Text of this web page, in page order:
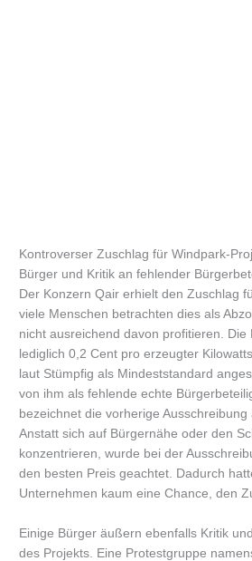
Kontroverser Zuschlag für Windpark-
Bürger und Kritik an fehlender
Der Konzern Qair erhielt den Zuschlag
viele Menschen betrachten dies als
nicht ausreichend davon profitieren. Die
lediglich 0,2 Cent pro erzeugter
laut Stümpfig als Mindeststandard
von ihm als fehlende echte
bezeichnet die vorherige Ausschreibung
Anstatt sich auf Bürgernähe oder den
konzentrieren, wurde bei der
den besten Preis geachtet. Dadurch
Unternehmen kaum eine Chance, den
Einige Bürger äußern ebenfalls Kritik
des Projekts. Eine Protestgruppe